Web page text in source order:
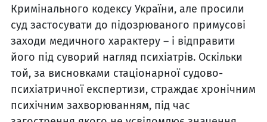
Кримінального кодексу України, але просили
суд застосувати до підозрюваного примусові
заходи медичного характеру – і відправити
його під суворий нагляд психіатрів. Оскільки
той, за висновками стаціонарної судово-
психіатричної експертизи, страждає хронічним
психічним захворюванням, під час